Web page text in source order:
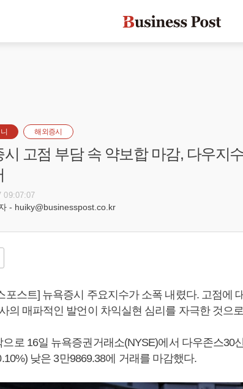
해외증시
시 고점 부담 속 약보합 마감, 다우지
09:07:07
- huiky@businesspost.co.kr
포스트] 뉴욕증시 주요지수가 소폭 내렸다. 고점에
의 매파적인 발언이 차익실현 심리를 자극한 것으
으로 16일 뉴욕증권거래소(NYSE)에서 다우존스30
낮은 3만9869.38에 거래를 마감했다.